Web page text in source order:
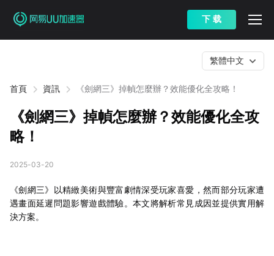
下 载
首頁 資訊 《劍網三》掉幀怎麼辦？效能優化全攻略！
繁體中文
《劍網三》掉幀怎麼辦？效能優化全攻
略！
2025-03-20
《劍網三》以精緻美術與豐富劇情深受玩家喜愛，然而部分玩家遭
遇畫面延遲問題影響遊戲體驗。本文將解析常見成因並提供實用解
決方案。